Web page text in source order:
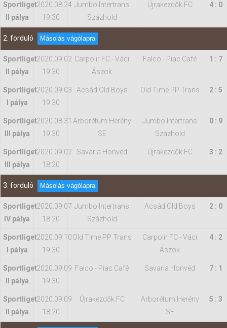
Sportliget
II pálya
2020.08.24
19:30
Jumbo Intertrans
Százhold
Újrakezdők FC 4 : 0
2. forduló Másolás vágólapra
Sportliget
II pálya
2020.09.02
19:30
Carpolir FC - Váci
Ászok
Falco - Piac Café 1 : 7
Sportliget
I pálya
2020.09.03
19:30
Acsád Old Boys Old Time PP Trans 2 : 5
Sportliget
III pálya
2020.08.31
19:30
Arborétum Herény
SE
Jumbo Intertrans
Százhold
0 : 9
Sportliget
III pálya
2020.09.02
18:20
Savaria Honvéd Újrakezdők FC 3 : 2
3. forduló Másolás vágólapra
Sportliget
IV pálya
2020.09.07
18:20
Jumbo Intertrans
Százhold
Acsád Old Boys 2 : 0
Sportliget
I pálya
2020.09.10
19:30
Old Time PP Trans
Carpolir FC - Váci
Ászok
4 : 2
Sportliget
II pálya
2020.09.09
19:30
Falco - Piac Café Savaria Honvéd 7 : 1
Sportliget
II pálya
2020.09.09
18:20
Újrakezdők FC
Arborétum Herény
SE
5 : 3